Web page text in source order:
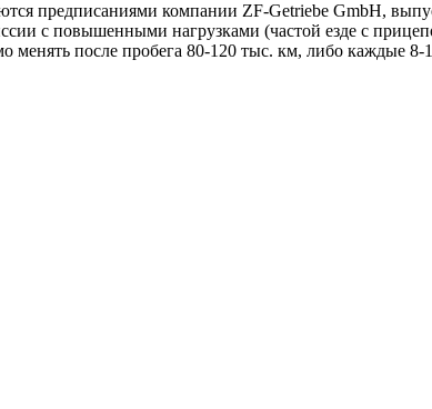
предписаниями компании ZF-Getriebe GmbH,
с повышенными нагрузками (частой езде с
менять после пробега 80-120 тыс. км, либо каждые 8-